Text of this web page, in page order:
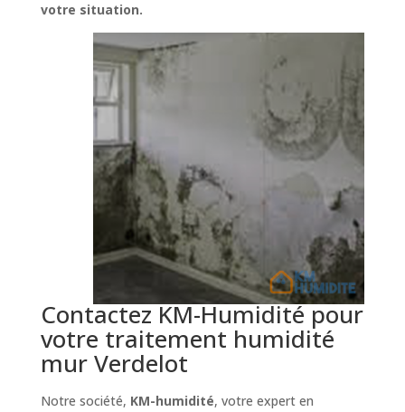
votre situation.
Contactez KM-Humidité pour
votre traitement humidité
mur Verdelot
Notre société, KM-humidité, votre expert en